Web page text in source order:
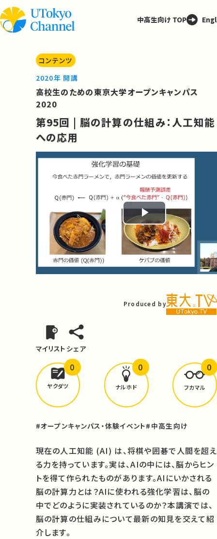
中高生向け TOP
コンテンツ
2020年 開講
高校生のための東京大学オープンキャンパス
2020
第95回 | 脳の計算の仕組み：人工知能
への応用
Play
Video
Produced by
マイリスト シェア
どんな学びがありましたか？
ヤクダツ
0
ナルホド
0
フカマル
0
#オープンキャンパス・体験イベント#中高生向け
現在の人工知能 (AI) は、将棋や囲碁で人間を超え
る力を持っています。実は、AIの中には、脳からヒン
トを得て作られたものがあります。AIにいかされる
脳の計算力とは？AIに使われる強化学習は、脳の
中でどのように実装されているのか？本講演では、
脳の計算の仕組みについて最新の知見を交えて紹
介します。